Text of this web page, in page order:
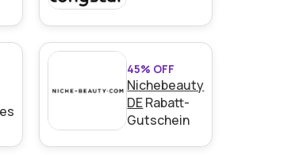
45% OFF
Nichebeauty
DERabatt-
Gutschein